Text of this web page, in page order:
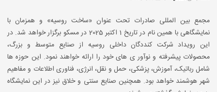
مجمع بین المللی صادرات تحت عنوان «ساخت روسیه» و همزمان با
نمایشگاهی با همین نام در تاریخ 1 اکتبر 2025 در مسکو برگزار خواهد شد. در
این رویداد شرکت کنددگان داخلی روسیه از صنایع متوسط و بزرگ،
محصولات پیشرفته و نوآور ی های خود را ارائه خواهند نمود. این حوزه ها
شامل رباتیک، آموزش، پزشکی، حمل و نقل، انرژی، فناوری اطلاعات و مفاهیم
شهر هوشمند خواهد بود. همچنین صنایع سنتی و خلاق نیز در این نمایشگاه